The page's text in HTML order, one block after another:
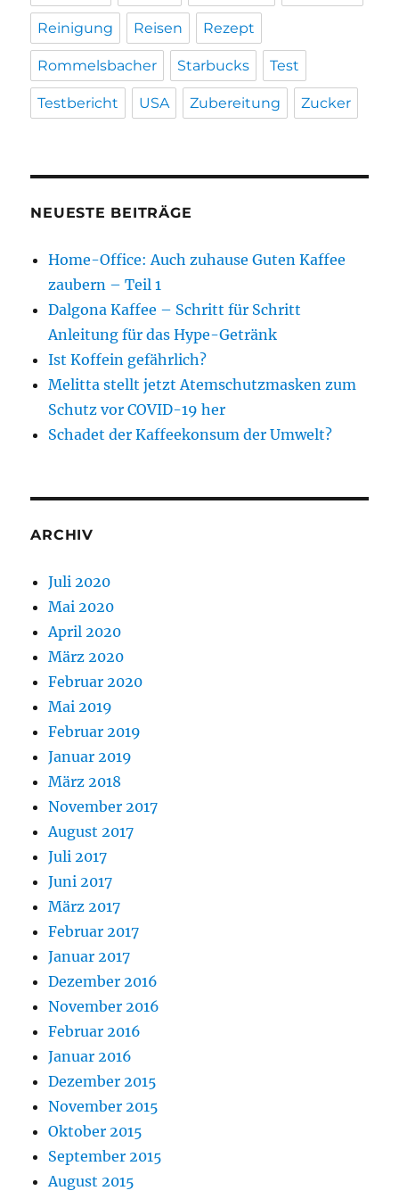
Reinigung Reisen Rezept
Rommelsbacher Starbucks Test
Testbericht USA Zubereitung Zucker
NEUESTE BEITRÄGE
Home-Office: Auch zuhause Guten Kaffee
zaubern – Teil 1
Dalgona Kaffee – Schritt für Schritt
Anleitung für das Hype-Getränk
Ist Koffein gefährlich?
Melitta stellt jetzt Atemschutzmasken zum
Schutz vor COVID-19 her
Schadet der Kaffeekonsum der Umwelt?
ARCHIV
Juli 2020
Mai 2020
April 2020
März 2020
Februar 2020
Mai 2019
Februar 2019
Januar 2019
März 2018
November 2017
August 2017
Juli 2017
Juni 2017
März 2017
Februar 2017
Januar 2017
Dezember 2016
November 2016
Februar 2016
Januar 2016
Dezember 2015
November 2015
Oktober 2015
September 2015
August 2015